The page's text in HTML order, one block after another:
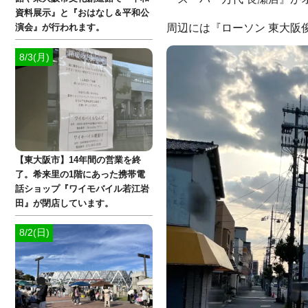
周辺には『ローソン 東大阪
資料展示』と『おはなし＆平和公
演会』が行われます。
8/3(月)
【東大阪市】14年間の営業を終
了。希来里の1階にあった携帯電
話ショップ『ワイモバイル若江岩
田』が閉店しています。
8/2(日)